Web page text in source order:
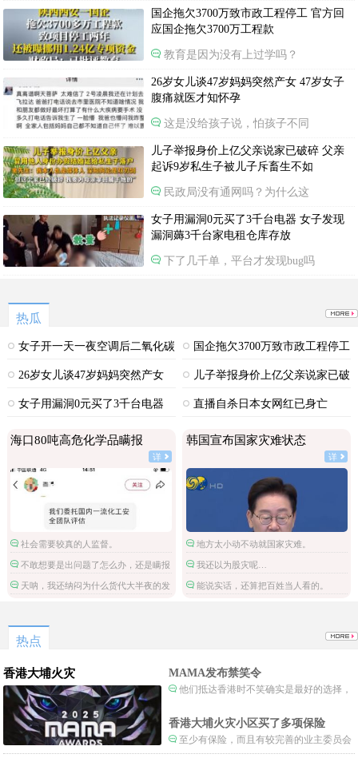
国企拖欠3700万致市政工程停工 官方回
应国企拖欠3700万工程款
教育是因为没有上过学吗？
26岁女儿谈47岁妈妈突然产女 47岁女子
腹痛就医才知怀孕
这是没给孩子说，怕孩子不同
儿子举报身价上亿父亲说家已破碎 父亲
起诉9岁私生子被儿子斥畜生不如
民政局没有通网吗？为什么这
女子用漏洞0元买了3千台电器 女子发现
漏洞薅3千台家电租仓库存放
下了几千单，平台才发现bug吗
热瓜
女子开一天一夜空调后二氧化碳
中毒
国企拖欠3700万致市政工程停工
26岁女儿谈47岁妈妈突然产女
儿子举报身价上亿父亲说家已破
碎
女子用漏洞0元买了3千台电器 直播自杀日本女网红已身亡
海口80吨高危化学品瞒报
详
社会需要较真的人监督。
不敢想要是出问题了怎么办，还是瞒报
进来的。
天呐，我还纳闷为什么货代大半夜的发
韩国宣布国家灾难状态
详
地方太小动不动就国家灾难。
我还以为股灾呢…
能说实话，还算把百姓当人看的。
热点
香港大埔火灾 MAMA发布禁笑令
他们抵达香港时不笑确实是最好的选择，
一种保护吧。
香港大埔火灾小区买了多项保险
至少有保险，而且有较完善的业主委员会
制度。